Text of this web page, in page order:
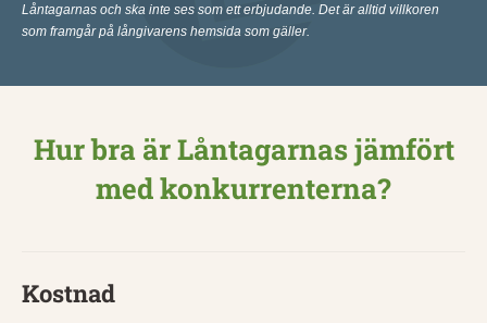
Låntagarnas och ska inte ses som ett erbjudande. Det är alltid villkoren
som framgår på långivarens hemsida som gäller.
Hur bra är Låntagarnas jämfört
med konkurrenterna?
Kostnad